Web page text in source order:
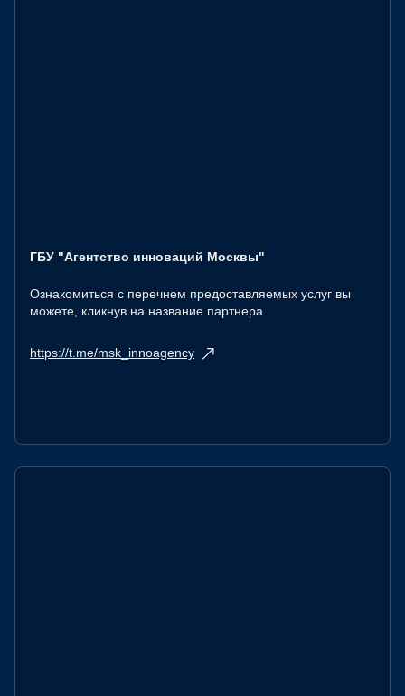
ГБУ "Агентство инноваций Москвы"
Ознакомиться с перечнем предоставляемых услуг вы
можете, кликнув на название партнера
https://t.me/msk_innoagency